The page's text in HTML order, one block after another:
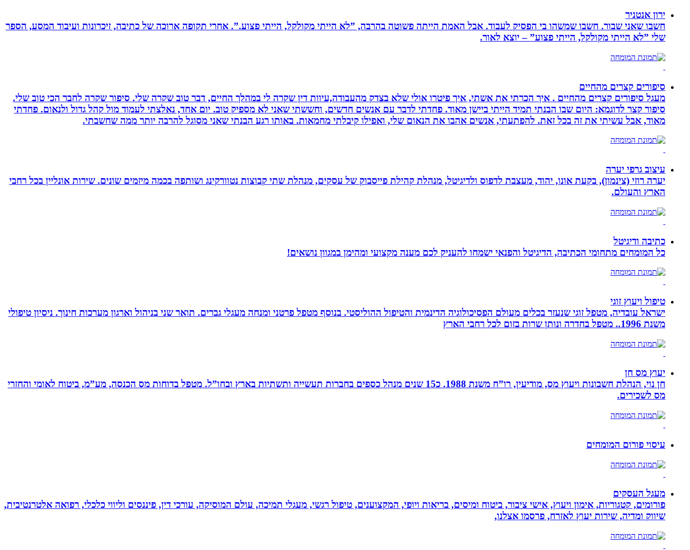
ירון אנטניר
חשבו שאני שבור. חשבו שמשהו בי הפסיק לעבוד. אבל האמת הייתה פשוטה בהרבה, ”לא הייתי מקולקל, הייתי פצוע.”. אחרי תקופה ארוכה של כתיבה, זיכרונות ועיבוד המסע, הספר
שלי ”לא הייתי מקולקל, הייתי פצוע” – יוצא לאור.
סיפורים קצרים מהחיים
מעגל סיפורים קצרים מהחיים . איך הכרתי את אשתי, איך פיטרו אולי שלא בצדק מהעבודה,עיוות דין שקרה לי במהלך החיים, דבר טוב שקרה שלי. סיפור שקרה לחבר הכי טוב שלי.
סיפור קצר לדוגמא: היום שבו הבנתי תמיד הייתי ביישן מאוד. פחדתי לדבר עם אנשים חדשים, וחששתי שאני לא מספיק טוב. יום אחד, נאלצתי לעמוד מול קהל גדול ולנאום. פחדתי
מאוד, אבל עשיתי את זה בכל זאת. להפתעתי, אנשים אהבו את הנאום שלי, ואפילו קיבלתי מחמאות. באותו רגע הבנתי שאני מסוגל להרבה יותר ממה שחשבתי.
עיצוב גרפי יערה
יערה רוזי (צינמון), בקעת אונו, יהוד, מעצבת לדפוס ולדיגיטל, מנהלת קהילת פייסבוק של עסקים, מנהלת שתי קבוצות נטוורקינג ושותפה בכמה מיזמים שונים. שירות אונליין בכל רחבי
הארץ והעולם.
כתיבה ודיגיטל
כל המומחים מתחומי הכתיבה, הדיגיטל והפנאי ישמחו להעניק לכם מענה מקצועי ומהימן במגוון נושאים!
טיפול ויעוץ זוגי
ישראל עובדיה, מטפל זוגי שנעזר בכלים מעולם הפסיכולוגיה הדינמית והטיפול ההוליסטי. בנוסף מטפל פרטני ומנחה מעגלי גברים. תואר שני בניהול וארגון מערכות חינוך. ניסיון טיפולי
משנת 1996.. מטפל בחדרה ונותן שרות בזום לכל רחבי הארץ
יעוץ מס חן
חן נוי, הנהלת חשבונות ויעוץ מס, מודיעין, רו”ח משנת 1988. כ15 שנים מנהל כספים בחברות תעשייה ותשתיות בארץ ובחו”ל. מטפל בדוחות מס הכנסה, מע”מ, ביטוח לאומי והחזרי
מס לשכירים.
עיסוי פורום המומחים
מעגל העסקים
פורומים, קטגוריות, אימון ויעוץ, אישי ציבור, ביטוח ומיסים, בריאות ויופי, המקצוענים, טיפול רגשי, מעגלי תמיכה, עולם המוסיקה, עורכי דין, פיננסים וליווי כלכלי, רפואה אלטרנטיבית,
שיווק ומדיה, שירות יעוץ לאזרח, פרסמו אצלנו,